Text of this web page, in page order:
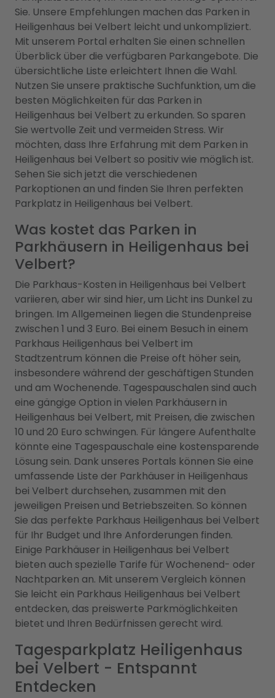
Sie. Unsere Empfehlungen machen das Parken in
Heiligenhaus bei Velbert leicht und unkompliziert.
Mit unserem Portal erhalten Sie einen schnellen
Überblick über die verfügbaren Parkangebote. Die
übersichtliche Liste erleichtert Ihnen die Wahl.
Nutzen Sie unsere praktische Suchfunktion, um die
besten Möglichkeiten für das Parken in
Heiligenhaus bei Velbert zu erkunden. So sparen
Sie wertvolle Zeit und vermeiden Stress. Wir
möchten, dass Ihre Erfahrung mit dem Parken in
Heiligenhaus bei Velbert so positiv wie möglich ist.
Sehen Sie sich jetzt die verschiedenen
Parkoptionen an und finden Sie Ihren perfekten
Parkplatz in Heiligenhaus bei Velbert.
Was kostet das Parken in
Parkhäusern in Heiligenhaus bei
Velbert?
Die Parkhaus-Kosten in Heiligenhaus bei Velbert
variieren, aber wir sind hier, um Licht ins Dunkel zu
bringen. Im Allgemeinen liegen die Stundenpreise
zwischen 1 und 3 Euro. Bei einem Besuch in einem
Parkhaus Heiligenhaus bei Velbert im
Stadtzentrum können die Preise oft höher sein,
insbesondere während der geschäftigen Stunden
und am Wochenende. Tagespauschalen sind auch
eine gängige Option in vielen Parkhäusern in
Heiligenhaus bei Velbert, mit Preisen, die zwischen
10 und 20 Euro schwingen. Für längere Aufenthalte
könnte eine Tagespauschale eine kostensparende
Lösung sein. Dank unseres Portals können Sie eine
umfassende Liste der Parkhäuser in Heiligenhaus
bei Velbert durchsehen, zusammen mit den
jeweiligen Preisen und Betriebszeiten. So können
Sie das perfekte Parkhaus Heiligenhaus bei Velbert
für Ihr Budget und Ihre Anforderungen finden.
Einige Parkhäuser in Heiligenhaus bei Velbert
bieten auch spezielle Tarife für Wochenend- oder
Nachtparken an. Mit unserem Vergleich können
Sie leicht ein Parkhaus Heiligenhaus bei Velbert
entdecken, das preiswerte Parkmöglichkeiten
bietet und Ihren Bedürfnissen gerecht wird.
Tagesparkplatz Heiligenhaus
bei Velbert - Entspannt
Entdecken